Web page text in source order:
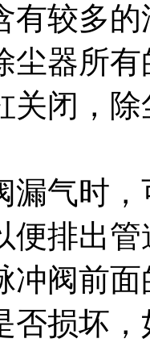
有较多
尘器所
关闭，
气时，
便排出
冲阀前
否损坏